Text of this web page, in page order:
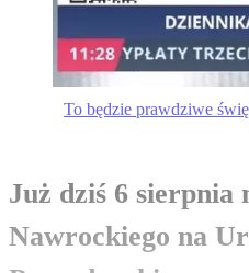
To będzie prawdziwe
Już dziś 6 sierpnia
Nawrockiego na